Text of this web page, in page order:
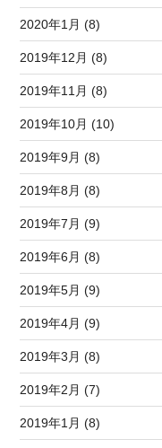
2020年1月 (8)
2019年12月 (8)
2019年11月 (8)
2019年10月 (10)
2019年9月 (8)
2019年8月 (8)
2019年7月 (9)
2019年6月 (8)
2019年5月 (9)
2019年4月 (9)
2019年3月 (8)
2019年2月 (7)
2019年1月 (8)